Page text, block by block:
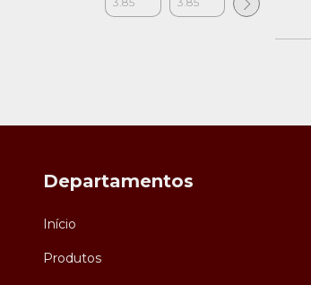
Departamentos
Início
Produtos